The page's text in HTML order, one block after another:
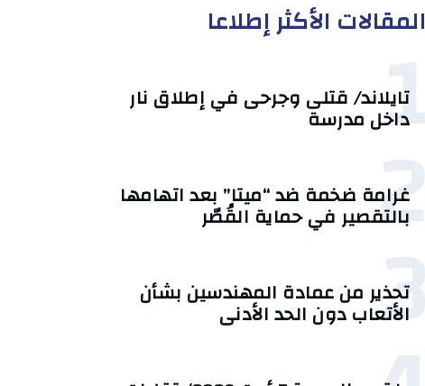
المقالات الأكثر إطلاعا
1
تايلاند/ قتلى وجرحى في إطلاق نار
داخل مدرسة
2
غرامة ضخمة ضد “ميتا” بعد اتهامها
بالتقصير في حماية القُصّر
3
تحذير من عمادة المهندسين بشأن
الأتعاب دون الحد الأدنى